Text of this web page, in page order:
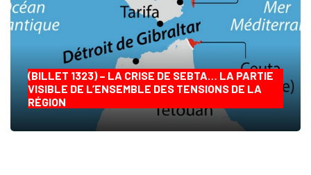
(BILLET 1323) – LA CRISE DE SEBTA… LA PARTIE
VISIBLE DE L’ENSEMBLE DES TENSIONS DE LA
RÉGION